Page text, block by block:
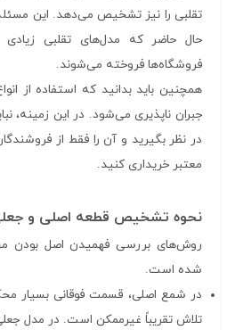
تقلبی را نیز تشخیص می‌دهد. این
حال حاضر که مدل‌های تقلبی
فروشگاه‌ها فروخته می‌شوند.
همچنین باید بدانید که استفاده از
جبران ناپذیری می‌شود. در این زمینه،
در نظر بگیرید و آن را فقط از
معتبر خریداری کنید.
نحوه تشخیص قطعه اصلی و
روش‌های بررسی فهمیدن اصل بودن
شده است.
در شمع اصلی، قسمت فوقانی بسیار
تلاش تقریباً غیرممکن است. در مدل